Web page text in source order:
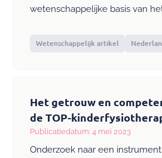
wetenschappelijke basis van
Wetenschappelijk artikel
Het getrouw en
de TOP-
Publicatiedatum: 4 mei 2023
Onderzoek naar een